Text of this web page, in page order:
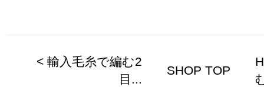
< 輸入毛糸で編む2
目...
SHOP TOP